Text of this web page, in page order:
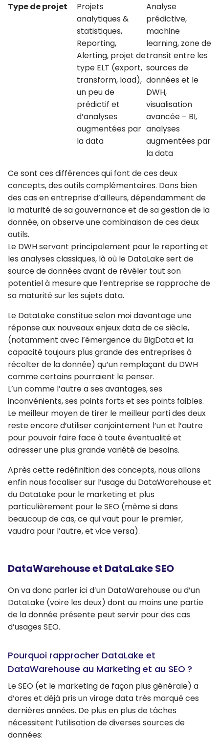
Type de projet
Projets
analytiques &
statistiques,
Reporting,
Alerting, projet de
type ELT (export,
transform, load),
un peu de
prédictif et
d’analyses
augmentées par
la data
Analyse
prédictive,
machine
learning, zone de
transit entre les
sources de
données et le
DWH,
visualisation
avancée – BI,
analyses
augmentées par
la data
Ce sont ces différences qui font de ces deux
concepts, des outils complémentaires. Dans bien
des cas en entreprise d’ailleurs, dépendamment de
la maturité de sa gouvernance et de sa gestion de la
donnée, on observe une combinaison de ces deux
outils.
Le DWH servant principalement pour le reporting et
les analyses classiques, là où le DataLake sert de
source de données avant de révéler tout son
potentiel à mesure que l’entreprise se rapproche de
sa maturité sur les sujets data.
Le DataLake constitue selon moi davantage une
réponse aux nouveaux enjeux data de ce siècle,
(notamment avec l’émergence du BigData et la
capacité toujours plus grande des entreprises à
récolter de la donnée) qu’un remplaçant du DWH
comme certains pourraient le penser.
L’un comme l’autre a ses avantages, ses
inconvénients, ses points forts et ses points faibles.
Le meilleur moyen de tirer le meilleur parti des deux
reste encore d’utiliser conjointement l’un et l’autre
pour pouvoir faire face à toute éventualité et
adresser une plus grande variété de besoins.
Après cette redéfinition des concepts, nous allons
enfin nous focaliser sur l’usage du DataWarehouse et
du DataLake pour le marketing et plus
particulièrement pour le SEO (même si dans
beaucoup de cas, ce qui vaut pour le premier,
vaudra pour l’autre, et vice versa).
DataWarehouse et DataLake SEO
On va donc parler ici d’un DataWarehouse ou d’un
DataLake (voire les deux) dont au moins une partie
de la donnée présente peut servir pour des cas
d’usages SEO.
Pourquoi rapprocher DataLake et
DataWarehouse au Marketing et au SEO ?
Le SEO (et le marketing de façon plus générale) a
d’ores et déjà pris un virage data très marqué ces
dernières années. De plus en plus de tâches
nécessitent l’utilisation de diverses sources de
données: